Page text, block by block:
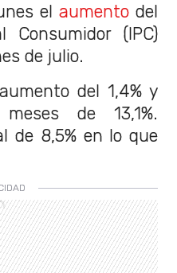
el aumento del
Consumidor (IPC)
de julio.
del 1,4% y
de 13,1%.
de 8,5% en lo que